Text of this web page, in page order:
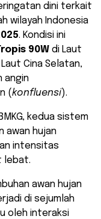
dini terkait
wilayah Indonesia
. Kondisi ini
90W di Laut
Cina Selatan,
angin
(konfluensi).
kedua sistem
awan hujan
intensitas
lebat.
awan hujan
di sejumlah
oleh interaksi